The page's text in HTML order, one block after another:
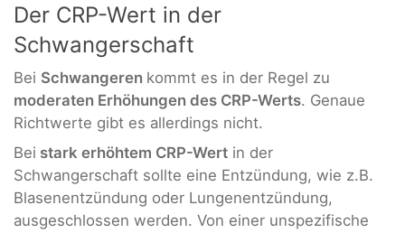
Der CRP-Wert in der
Schwangerschaft
Bei Schwangeren kommt es in der Regel zu
moderaten Erhöhungen des CRP-Werts. Genaue
Richtwerte gibt es allerdings nicht.
Bei stark erhöhtem CRP-Wert in der
Schwangerschaft sollte eine Entzündung, wie z.B.
Blasenentzündung oder Lungenentzündung,
ausgeschlossen werden. Von einer unspezifische